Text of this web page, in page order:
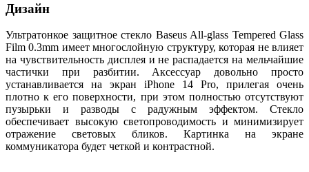
Дизайн
Ультратонкое защитное стекло Baseus All-glass Tempered Glass
Film 0.3mm имеет многослойную структуру, которая не влияет
на чувствительность дисплея и не распадается на мельчайшие
частички при разбитии. Аксессуар довольно просто
устанавливается на экран iPhone 14 Pro, прилегая очень
плотно к его поверхности, при этом полностью отсутствуют
пузырьки и разводы с радужным эффектом. Стекло
обеспечивает высокую светопроводимость и минимизирует
отражение световых бликов. Картинка на экране
коммуникатора будет четкой и контрастной.